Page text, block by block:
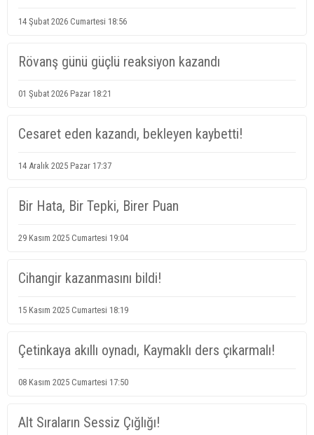
14 Şubat 2026 Cumartesi 18:56
Rövanş günü güçlü reaksiyon kazandı
01 Şubat 2026 Pazar 18:21
Cesaret eden kazandı, bekleyen kaybetti!
14 Aralık 2025 Pazar 17:37
Bir Hata, Bir Tepki, Birer Puan
29 Kasım 2025 Cumartesi 19:04
Cihangir kazanmasını bildi!
15 Kasım 2025 Cumartesi 18:19
Çetinkaya akıllı oynadı, Kaymaklı ders çıkarmalı!
08 Kasım 2025 Cumartesi 17:50
Alt Sıraların Sessiz Çığlığı!